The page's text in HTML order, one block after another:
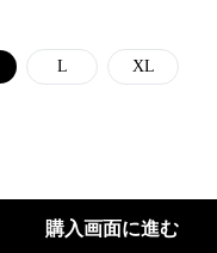
L XL
購入画面に進む